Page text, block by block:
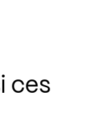
ces